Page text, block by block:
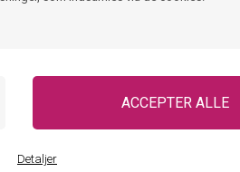
Detaljer
som inderlag på køligere
nemt at finde en model, der passer til
bodyer i køligere perioder.